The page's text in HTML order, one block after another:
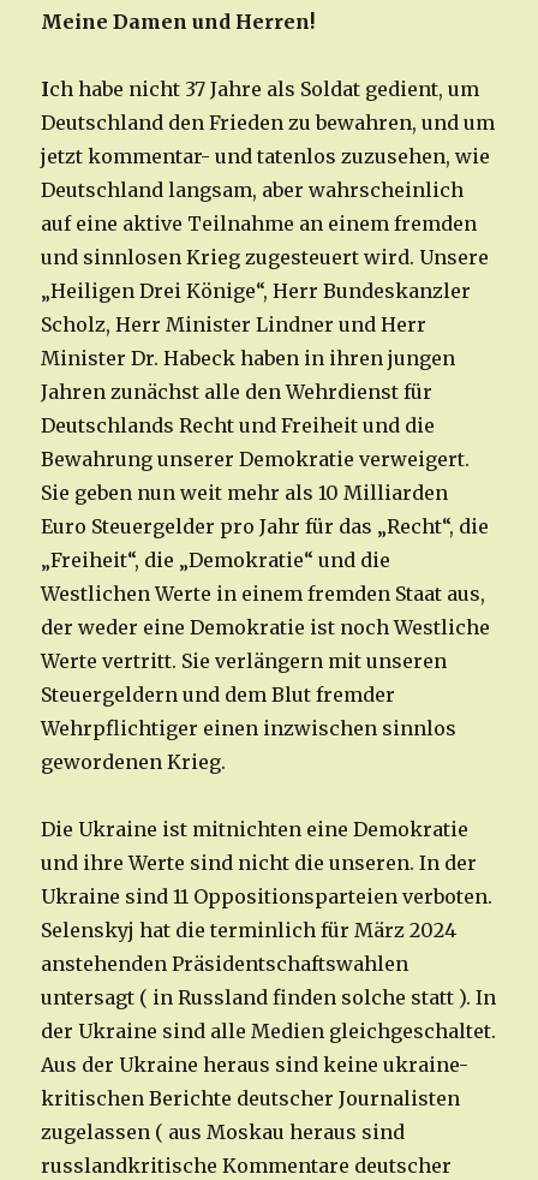
Meine Damen und Herren!
Ich habe nicht 37 Jahre als Soldat gedient, um
Deutschland den Frieden zu bewahren, und um
jetzt kommentar- und tatenlos zuzusehen, wie
Deutschland langsam, aber wahrscheinlich
auf eine aktive Teilnahme an einem fremden
und sinnlosen Krieg zugesteuert wird. Unsere
„Heiligen Drei Könige“, Herr Bundeskanzler
Scholz, Herr Minister Lindner und Herr
Minister Dr. Habeck haben in ihren jungen
Jahren zunächst alle den Wehrdienst für
Deutschlands Recht und Freiheit und die
Bewahrung unserer Demokratie verweigert.
Sie geben nun weit mehr als 10 Milliarden
Euro Steuergelder pro Jahr für das „Recht“, die
„Freiheit“, die „Demokratie“ und die
Westlichen Werte in einem fremden Staat aus,
der weder eine Demokratie ist noch Westliche
Werte vertritt. Sie verlängern mit unseren
Steuergeldern und dem Blut fremder
Wehrpflichtiger einen inzwischen sinnlos
gewordenen Krieg.
Die Ukraine ist mitnichten eine Demokratie
und ihre Werte sind nicht die unseren. In der
Ukraine sind 11 Oppositionsparteien verboten.
Selenskyj hat die terminlich für März 2024
anstehenden Präsidentschaftswahlen
untersagt ( in Russland finden solche statt ). In
der Ukraine sind alle Medien gleichgeschaltet.
Aus der Ukraine heraus sind keine ukraine-
kritischen Berichte deutscher Journalisten
zugelassen ( aus Moskau heraus sind
russlandkritische Kommentare deutscher